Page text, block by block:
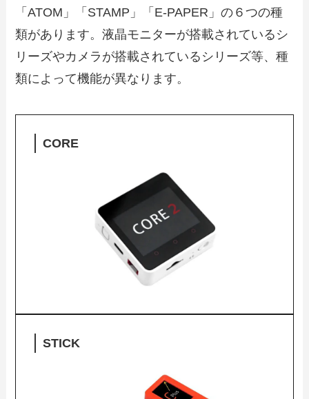
「ATOM」「STAMP」「E-PAPER」の６つの種
類があります。液晶モニターが搭載されているシ
リーズやカメラが搭載されているシリーズ等、種
類によって機能が異なります。
CORE
STICK